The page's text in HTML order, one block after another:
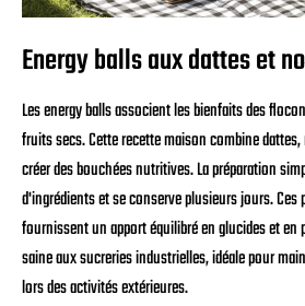
Energy balls aux dattes et
Les energy balls associent les bienfaits des
fruits secs. Cette recette maison combine
créer des bouchées nutritives. La préparation
d'ingrédients et se conserve plusieurs jours. Ces
fournissent un apport équilibré en glucides et en
saine aux sucreries industrielles, idéale pour
lors des activités extérieures.